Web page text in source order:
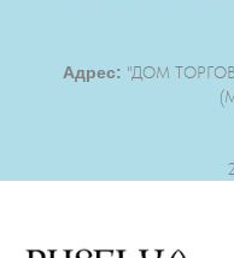
Адрес: "ДОМ